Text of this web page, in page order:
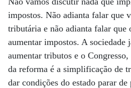
impostos. Não adianta falar que
tributária e não adianta falar que
aumentar impostos. A sociedade
aumentar tributos e o
da reforma é a simplificação de
dar condições do estado parar